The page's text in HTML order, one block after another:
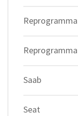
Saab
Seat